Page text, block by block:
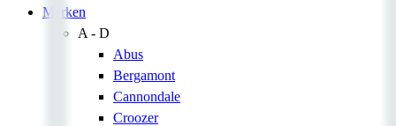
Marken
A - D
Abus
Bergamont
Cannondale
Croozer